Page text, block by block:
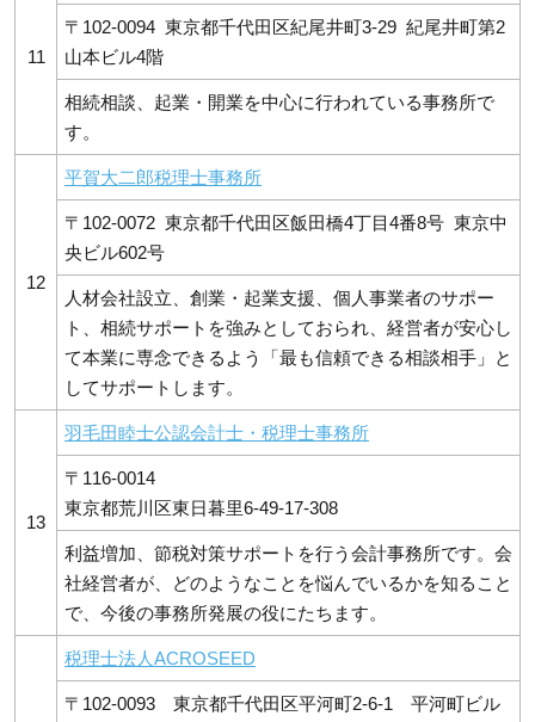
11
〒102-0094 東京都千代田区紀尾井町3-29 紀尾井町第2
山本ビル4階
相続相談、起業・開業を中心に行われている事務所で
す。
12
平賀大二郎税理士事務所
〒102-0072 東京都千代田区飯田橋4丁目4番8号 東京中
央ビル602号
人材会社設立、創業・起業支援、個人事業者のサポー
ト、相続サポートを強みとしておられ、経営者が安心し
て本業に専念できるよう「最も信頼できる相談相手」と
してサポートします。
13
羽毛田睦士公認会計士・税理士事務所
〒116-0014
東京都荒川区東日暮里6-49-17-308
利益増加、節税対策サポートを行う会計事務所です。会
社経営者が、どのようなことを悩んでいるかを知ること
で、今後の事務所発展の役にたちます。
税理士法人ACROSEED
〒102-0093 東京都千代田区平河町2-6-1 平河町ビル